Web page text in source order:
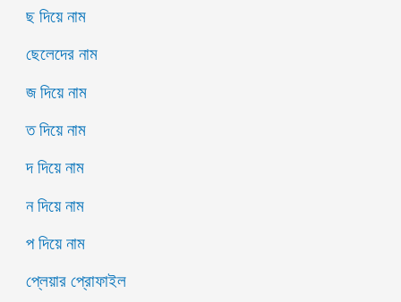
ছ দিয়ে নাম
ছেলেদের নাম
জ দিয়ে নাম
ত দিয়ে নাম
দ দিয়ে নাম
ন দিয়ে নাম
প দিয়ে নাম
প্লেয়ার প্রোফাইল